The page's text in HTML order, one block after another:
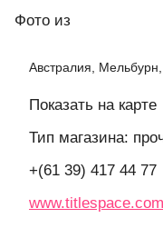
Фото из
Австралия,
Показать на карте
Тип магазина:
+(61 39) 417 44 77
www.titlespace.com